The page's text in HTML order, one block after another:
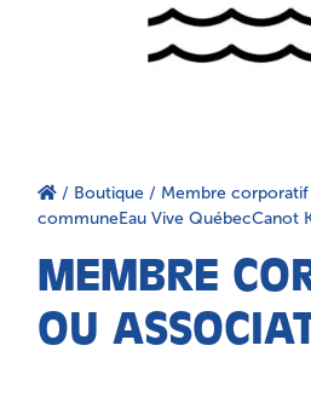
/ Boutique / Membre
communeEau Vive QuébecCanot
MEMBRE
OU